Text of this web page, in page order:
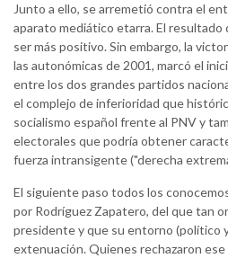
Junto a ello, se arremetió contra el
aparato mediático etarra. El
ser más positivo. Sin embargo, la
las autonómicas de 2001, marcó el
entre los dos grandes partidos
el complejo de inferioridad que
socialismo español frente al PNV y
electorales que podría obtener
fuerza intransigente ("derecha
El siguiente paso todos los
por Rodríguez Zapatero, del que tan
presidente y que su entorno (político
extenuación. Quienes rechazaron